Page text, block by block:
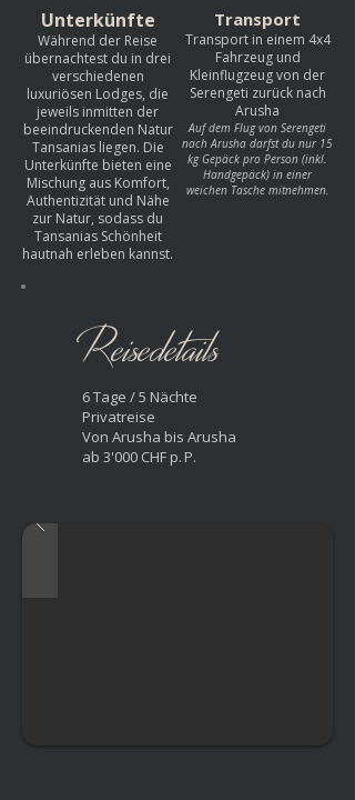
Unterkünfte
Während der Reise
übernachtest du in drei
verschiedenen
luxuriösen Lodges, die
jeweils inmitten der
beeindruckenden Natur
Tansanias liegen. Die
Unterkünfte bieten eine
Mischung aus Komfort,
Authentizität und Nähe
zur Natur, sodass du
Tansanias Schönheit
hautnah erleben kannst.
Transport
Transport in einem 4x4
Fahrzeug und
Kleinflugzeug von der
Serengeti zurück nach
Arusha
Auf dem Flug von Serengeti
nach Arusha darfst du nur 15
kg Gepäck pro Person (inkl.
Handgepäck) in einer
weichen Tasche mitnehmen.
Reisedetails
6 Tage / 5 Nächte
Privatreise
Von Arusha bis Arusha
ab 3'000 CHF p. P.